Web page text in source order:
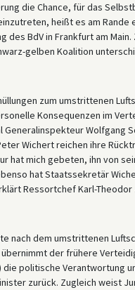
die Chance, für das
heißt es am Rande
des BdV in Frankfurt am
gelben Koalition
zum umstrittenen
Konsequenzen im
Generalinspekteur Wolfgang
Wichert reichen ihre
hat mich gebeten, ihn von
hat Staatssekretär
Ressortchef Karl-Theodor
nach dem umstrittenen
der frühere
die politische Verantwortung
zurück. Zugleich weist